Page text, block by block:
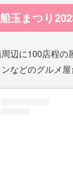
玉まつり
辺に100店程の
などのグルメ屋